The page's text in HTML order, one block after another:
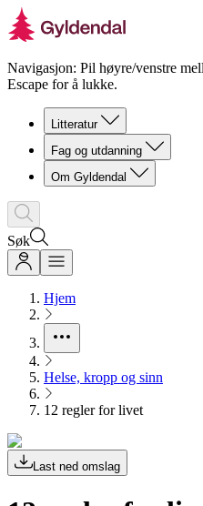
Navigasjon: Pil høyre/venstre
Escape for å lukke.
Litteratur
Fag og utdanning
Om Gyldendal
Søk
Hjem
Helse, kropp og sinn
12 regler for livet
Last ned omslag